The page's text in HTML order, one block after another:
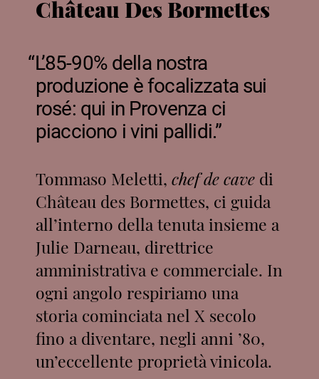
Château Des Bormettes
L’85-90% della nostra
produzione è focalizzata sui
rosé: qui in Provenza ci
piacciono i vini pallidi.
Tommaso Meletti, chef de cave di
Château des Bormettes, ci guida
all’interno della tenuta insieme a
Julie Darneau, direttrice
amministrativa e commerciale. In
ogni angolo respiriamo una
storia cominciata nel X secolo
fino a diventare, negli anni ’80,
un’eccellente proprietà vinicola.